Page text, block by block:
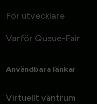
För utvecklare
Varför Queue-Fair
Användbara länkar
Virtuellt väntrum